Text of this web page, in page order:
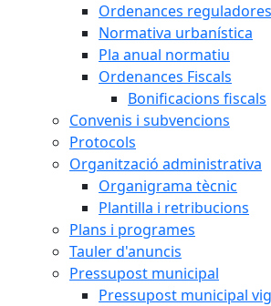
Ordenances
Normativa urbanística
Pla anual normatiu
Ordenances Fiscals
Bonificacions fiscals
Convenis i subvencions
Protocols
Organització administrativa
Organigrama tècnic
Plantilla i retribucions
Plans i programes
Tauler d'anuncis
Pressupost municipal
Pressupost municipal